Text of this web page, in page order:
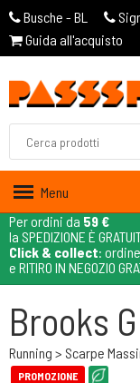
Busche - BL
Guida all'acquisto
Menu
Per ordini da 59 €
la SPEDIZIONE È
Click & collect:
e RITIRO IN NEGOZIO
Brooks
Running > Scarpe
PROMOZIONE